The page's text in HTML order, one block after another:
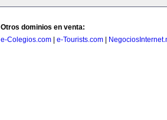
Otros dominios en venta:
e-Colegios.com
e-Tourists.com